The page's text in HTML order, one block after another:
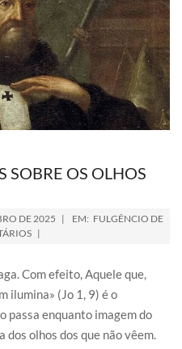
SOBRE OS OLHOS
DE 2025 EM: FULGÊNCIO DE
Com efeito, Aquele que,
ilumina» (Jo 1, 9) é o
passa enquanto imagem do
dos olhos dos que não vêem.